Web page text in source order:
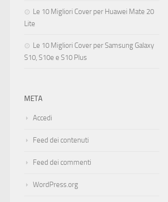
Le 10 Migliori Cover per Huawei Mate 20
Lite
Le 10 Migliori Cover per Samsung Galaxy
S10, S10e e S10 Plus
META
Accedi
Feed dei contenuti
Feed dei commenti
WordPress.org